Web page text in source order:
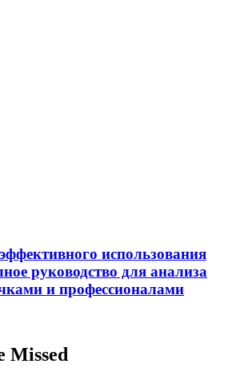
использования
руководство для анализа
и профессионалами
Missed